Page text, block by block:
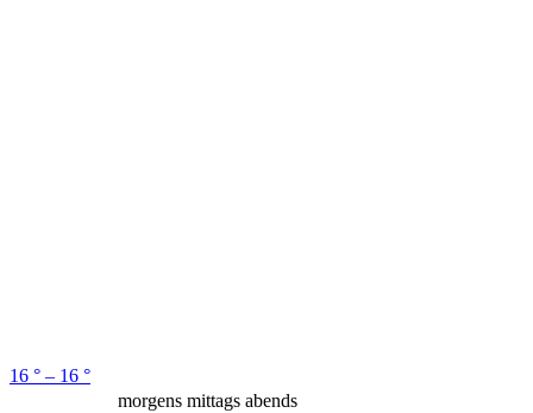
16 ° – 16 °
morgens mittags abends